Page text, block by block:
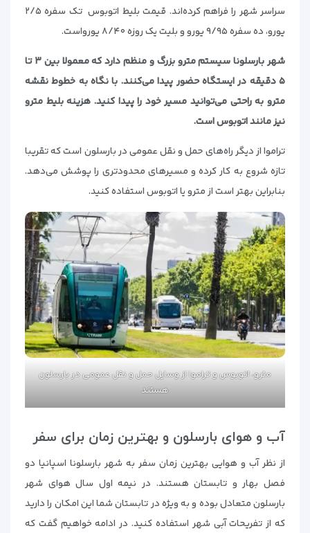
سراسر شهر را فراهم کرده‌اند. قیمت بلیط اتوبوس تک سفره ۲/۵
یورو، ده سفره ۹/۹۵ یورو و بلیت یک روزه ۸/۴۰ یورواست.
شهر بارسلونا سیستم مترو بزرگ و منظم دارد که معمولا بین ۳ تا
۵ دقیقه در ایستگاه حضور پیدا می‌کنند. با نگاه به خطوط نقشه
مترو به راحتی می‌توانید مسیر خود را پیدا کنید. هزینه بلیط مترو
نیز مانند اتوبوس است.
تراموا از دیگر راه‌های حمل و نقل عمومی در بارسلون است که تقریبا
تازه شروع به کار کرده و مسیرهای محدودتری را پوشش می‌دهد.
بنابراین بهتر است از مترو یا اتوبوس استفاده کنید.
مترو، اتوبوس و تراموا از وسایل حمل و نقل عمومی در بارسلون
هستند
آب و هوای بارسلون و بهترین زمان برای سفر
از نظر آب و هوایی بهترین زمان سفر به شهر بارسلونا اسپانیا دو
فصل بهار و تابستان هستند. در نیمه اول سال هوای شهر
بارسلون متعادل بوده و به ویژه در تابستان شما این امکان را دارید
که از تفریحات آبی شهر استفاده کنید. در ادامه خواهیم گفت که